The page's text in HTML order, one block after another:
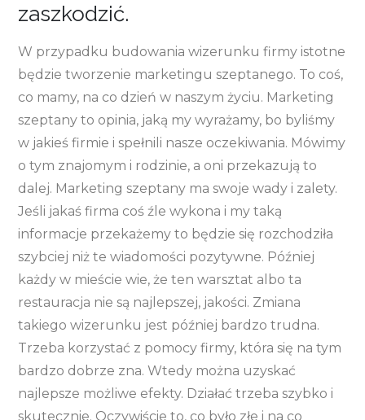
zaszkodzić.
W przypadku budowania wizerunku firmy istotne
będzie tworzenie marketingu szeptanego. To coś,
co mamy, na co dzień w naszym życiu. Marketing
szeptany to opinia, jaką my wyrażamy, bo byliśmy
w jakieś firmie i spełnili nasze oczekiwania. Mówimy
o tym znajomym i rodzinie, a oni przekazują to
dalej. Marketing szeptany ma swoje wady i zalety.
Jeśli jakaś firma coś źle wykona i my taką
informacje przekażemy to będzie się rozchodziła
szybciej niż te wiadomości pozytywne. Później
każdy w mieście wie, że ten warsztat albo ta
restauracja nie są najlepszej, jakości. Zmiana
takiego wizerunku jest później bardzo trudna.
Trzeba korzystać z pomocy firmy, która się na tym
bardzo dobrze zna. Wtedy można uzyskać
najlepsze możliwe efekty. Działać trzeba szybko i
skutecznie. Oczywiście to, co było złe i na co